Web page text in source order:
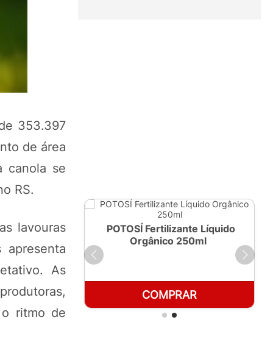
353.397
de área
canola se
RS.
lavouras
As
o ritmo de
Líquido
LT
POTOSÍ Fertilizante Líquido
Orgânico 250ml
COMPRAR